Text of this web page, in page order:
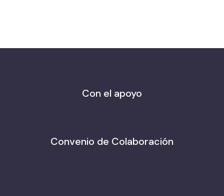
Con el apoyo
Convenio de Colaboración